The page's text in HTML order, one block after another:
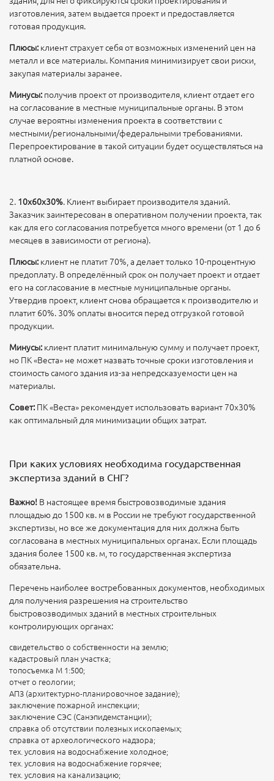
изготовления, затем выдается проект и предоставляется
готовая продукция.
Плюсы: клиент страхует себя от возможных изменений цен на
металл и все материалы. Компания минимизирует свои риски,
закупая материалы заранее.
Минусы: получив проект от производителя, клиент отдает его
на согласование в местные муниципальные органы. В этом
случае вероятны изменения проекта в соответствии с
местными/региональными/федеральными требованиями.
Перепроектирование в такой ситуации будет осуществляться на
платной основе.
2. 10х60х30%. Клиент выбирает производителя зданий.
Заказчик заинтересован в оперативном получении проекта, так
как для его согласования потребуется много времени (от 1 до 6
месяцев в зависимости от региона).
Плюсы: клиент не платит 70%, а делает только 10-процентную
предоплату. В определённый срок он получает проект и отдает
его на согласование в местные муниципальные органы.
Утвердив проект, клиент снова обращается к производителю и
платит 60%. 30% оплаты вносится перед отгрузкой готовой
продукции.
Минусы: клиент платит минимальную сумму и получает проект,
но ПК «Веста» не может назвать точные сроки изготовления и
стоимость самого здания из-за непредсказуемости цен на
материалы.
Совет: ПК «Веста» рекомендует использовать вариант 70х30%
как оптимальный для минимизации общих затрат.
При каких условиях необходима государственная
экспертиза зданий в СНГ?
Важно! В настоящее время быстровозводимые здания
площадью до 1500 кв. м в России не требуют государственной
экспертизы, но все же документация для них должна быть
согласована в местных муниципальных органах. Если площадь
здания более 1500 кв. м, то государственная экспертиза
обязательна.
Перечень наиболее востребованных документов, необходимых
для получения разрешения на строительство
быстровозводимых зданий в местных строительных
контролирующих органах:
свидетельство о собственности на землю;
кадастровый план участка;
топосъемка М 1:500;
отчет о геологии;
АПЗ (архитектурно-планировочное задание);
заключение пожарной инспекции;
заключение СЭС (Санэпидемстанции);
справка об отсутствии полезных ископаемых;
справка от археологического надзора;
тех. условия на водоснабжение холодное;
тех. условия на водоснабжение горячее;
тех. условия на канализацию;